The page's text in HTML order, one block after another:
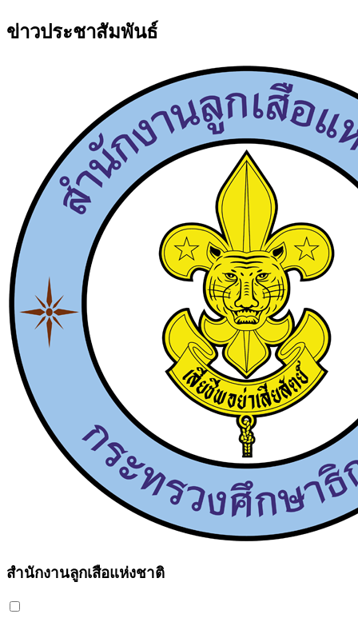
ข่าวประชาสัมพันธ์
สำนักงานลูกเสือแห่งชาติ